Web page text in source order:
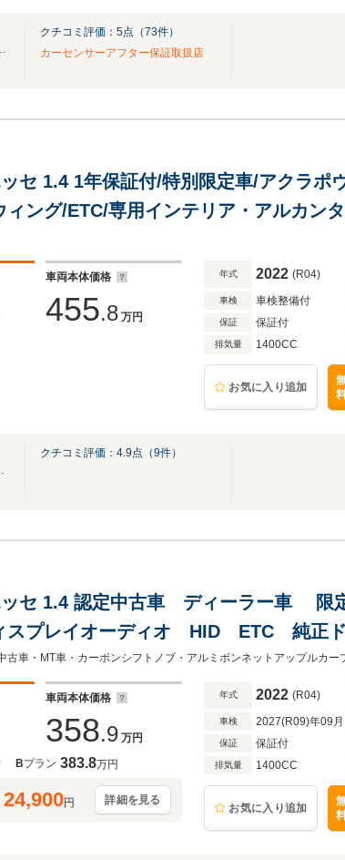
入車をご提供致します～
クチコミ評価： 5点（73件）
カーセンサーアフター保証取扱店
セ 1.4 1年保証付/特別限定車/アクラポ
ィング/ETC/専用インテリア・アルカン
車両本体価格
455.8 万円
年式 2022 (R04)
車検 車検整備付
保証 保証付
排気量 1400CC
お気に入り追加
トがお届けします!!
クチコミ評価： 4.9点（9件）
ッセ 1.4 認定中古車 ディーラー車 限
プレイオーディオ HID ETC 純正ド
接続 ターボ アルミボンネット
マフラー車両本体価格
358.9 万円
Bプラン 383.8万円
24,900円 詳細を見る
年式 2022 (R04)
車検 2027(R09)年09月
保証 保証付
排気量 1400CC
お気に入り追加